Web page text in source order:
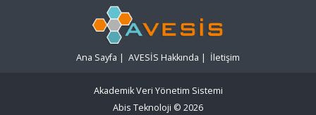
Ana Sayfa | AVESİS Hakkında | İletişim
Akademik Veri Yönetim Sistemi
Abis Teknoloji © 2026